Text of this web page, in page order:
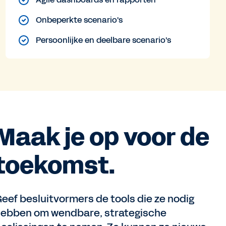
Onbeperkte scenario's
Persoonlijke en deelbare scenario's
je op voor de
besluitvormers de tools die ze nodig
om wendbare, strategische